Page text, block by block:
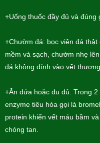
+Uống thuốc đầy đủ và
+Chườm đá: bọc viên đá
mềm và sạch, chườm nhẹ
đá không dính vào vết thương
+Ăn dứa hoặc đu đủ. Trong
enzyme tiêu hóa gọi là
protein khiến vết máu bầm
chóng tan.